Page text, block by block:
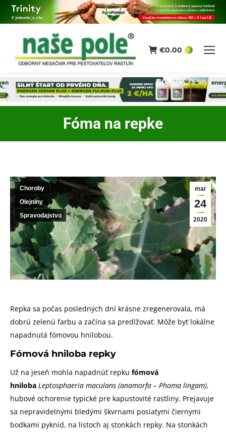
€0.00 0
Fóma na repke
You are here:
mar
24
2020
Choroby
Olejniny
Spravodajstvo
Repka sa počas posledných dní krásne zregenerovala, má
dobrú zelenú farbu a začína sa predlžovať. Môže byť lokálne
napadnutá fómovou hnilobou.
Fómová hniloba repky
Už na jeseň mohla napadnúť repku fómová
hniloba Leptosphaeria maculans (anamorfa – Phoma lingam),
hubové ochorenie typické pre kapustovité rastliny. Prejavuje
sa nepravidelnými bledými škvrnami posiatymi čiernymi
bodkami pykníd, na listoch aj stonkách repky. Na stonkách